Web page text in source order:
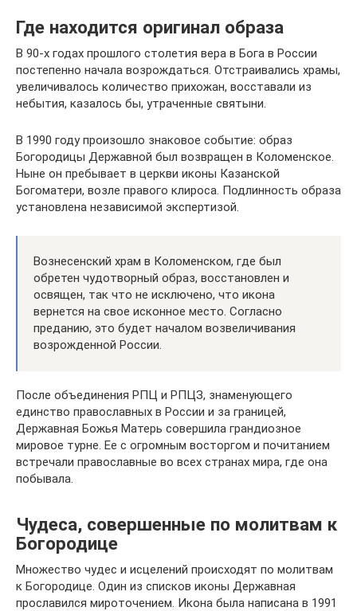
Где находится оригинал образа
В 90-х годах прошлого столетия вера в Бога в России
постепенно начала возрождаться. Отстраивались храмы,
увеличивалось количество прихожан, восставали из
небытия, казалось бы, утраченные святыни.
В 1990 году произошло знаковое событие: образ
Богородицы Державной был возвращен в Коломенское.
Ныне он пребывает в церкви иконы Казанской
Богоматери, возле правого клироса. Подлинность образа
установлена независимой экспертизой.
Вознесенский храм в Коломенском, где был
обретен чудотворный образ, восстановлен и
освящен, так что не исключено, что икона
вернется на свое исконное место. Согласно
преданию, это будет началом возвеличивания
возрожденной России.
После объединения РПЦ и РПЦЗ, знаменующего
единство православных в России и за границей,
Державная Божья Матерь совершила грандиозное
мировое турне. Ее с огромным восторгом и почитанием
встречали православные во всех странах мира, где она
побывала.
Чудеса, совершенные по молитвам к
Богородице
Множество чудес и исцелений происходят по молитвам
к Богородице. Один из списков иконы Державная
прославился мироточением. Икона была написана в 1991